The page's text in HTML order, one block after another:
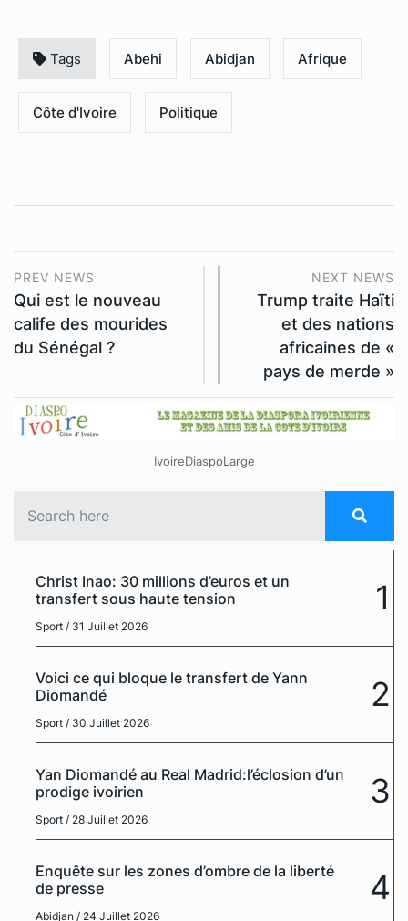
Tags Abehi Abidjan Afrique
Côte d'Ivoire Politique
PREV NEWS
Qui est le nouveau
calife des mourides
du Sénégal ?
NEXT NEWS
Trump traite Haïti
et des nations
africaines de «
pays de merde »
IvoireDiaspoLarge
Christ Inao: 30 millions d’euros et un
transfert sous haute tension
Sport / 31 Juillet 2026
1
Voici ce qui bloque le transfert de Yann
Diomandé
Sport / 30 Juillet 2026
2
Yan Diomandé au Real Madrid:l’éclosion d’un
prodige ivoirien
Sport / 28 Juillet 2026
3
Enquête sur les zones d’ombre de la liberté
de presse
Abidjan / 24 Juillet 2026
4